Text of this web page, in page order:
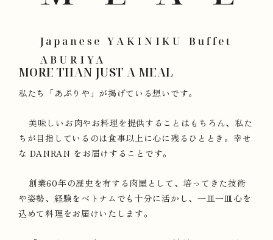
MORE THAN JUST A MEAL
私たち「あぶりや」が掲げている想いです。
美味しいお肉やお料理を提供することはもちろん、私た
ちが目指しているのは食事以上に心に残るひととき。幸せ
な DANRAN をお届けすることです。
創業60年の歴史を有する肉屋として、培ってきた技術
や姿勢、経験をベトナムでも十分に活かし、一皿一皿心を
込めて料理をお届けいたします。